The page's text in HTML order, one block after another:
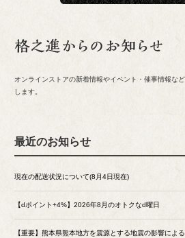
オンラインストアの新着情報やイベント・催事情報な
します。
最近のお知らせ
現在の配送状況について(8月4日現在)
【dポイント+4%】2026年8月のオトクなd曜日
【重要】熊本県熊本地方を震源とする地震の影響によ